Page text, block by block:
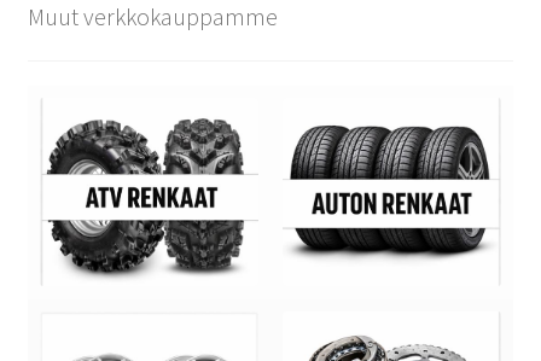
Muut verkkokauppamme